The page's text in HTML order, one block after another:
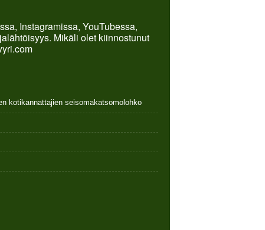
Instagramissa, YouTubessa,
Mikäli olet kiinnostunut
kotikannattajien seisomakatsomolohko